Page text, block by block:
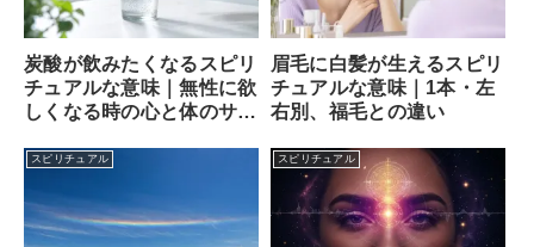
炭酸が飲みたくなるスピリ
チュアルな意味｜無性に欲
しくなる時の心と体のサイ
眉毛に白髪が生えるスピリ
チュアルな意味｜1本・左
右別、福毛との違い
スピリチュアル スピリチュアル